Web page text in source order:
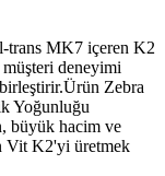
trans MK7 içeren K2
deneyimi
Zebra
Yoğunluğu
büyük hacim ve
Vit K2'yi üretmek